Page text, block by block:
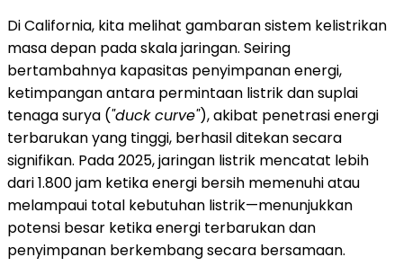
Di California, kita melihat gambaran sistem kelistrikan
masa depan pada skala jaringan. Seiring
bertambahnya kapasitas penyimpanan energi,
ketimpangan antara permintaan listrik dan suplai
tenaga surya ("duck curve"), akibat penetrasi energi
terbarukan yang tinggi, berhasil ditekan secara
signifikan. Pada 2025, jaringan listrik mencatat lebih
dari 1.800 jam ketika energi bersih memenuhi atau
melampaui total kebutuhan listrik—menunjukkan
potensi besar ketika energi terbarukan dan
penyimpanan berkembang secara bersamaan.